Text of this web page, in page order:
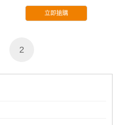
立即搶購
2